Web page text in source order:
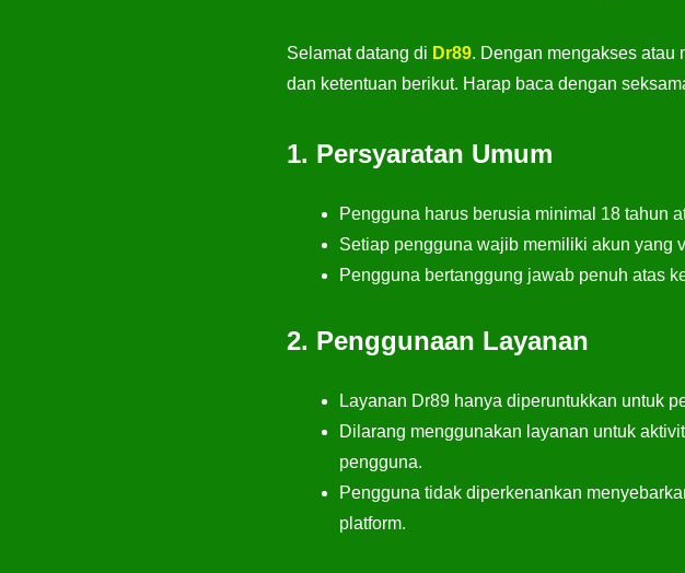
Selamat datang di Dr89. Dengan mengakses atau
dan ketentuan berikut. Harap baca dengan
1. Persyaratan Umum
Pengguna harus berusia minimal 18 tahun
Setiap pengguna wajib memiliki akun yang
Pengguna bertanggung jawab penuh atas
2. Penggunaan Layanan
Layanan Dr89 hanya diperuntukkan untuk
Dilarang menggunakan layanan untuk
pengguna.
Pengguna tidak diperkenankan
platform.